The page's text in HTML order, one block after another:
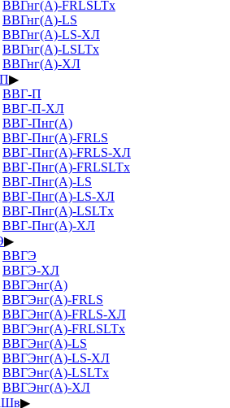
ВВГнг(А)-FRLSLTx
ВВГнг(А)-LS
ВВГнг(А)-LS-ХЛ
ВВГнг(А)-LSLTx
ВВГнг(А)-ХЛ
▶
ВВГ-П
ВВГ-П-ХЛ
ВВГ-Пнг(А)
ВВГ-Пнг(А)-FRLS
ВВГ-Пнг(А)-FRLS-ХЛ
ВВГ-Пнг(А)-FRLSLTx
ВВГ-Пнг(А)-LS
ВВГ-Пнг(А)-LS-ХЛ
ВВГ-Пнг(А)-LSLTx
ВВГ-Пнг(А)-ХЛ
▶
ВВГЭ
ВВГЭ-ХЛ
ВВГЭнг(А)
ВВГЭнг(А)-FRLS
ВВГЭнг(А)-FRLS-ХЛ
ВВГЭнг(А)-FRLSLTx
ВВГЭнг(А)-LS
ВВГЭнг(А)-LS-ХЛ
ВВГЭнг(А)-LSLTx
ВВГЭнг(А)-ХЛ
▶